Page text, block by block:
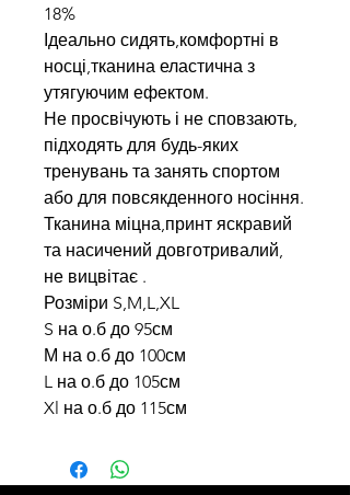
18%
Ідеально сидять,комфортні в
носці,тканина еластична з
утягуючим ефектом.
Не просвічують і не сповзають,
підходять для будь-яких
тренувань та занять спортом
або для повсякденного носіння.
Тканина міцна,принт яскравий
та насичений довготривалий,
не вицвітає .
Розміри S,M,L,XL
S на о.б до 95см
М на о.б до 100см
L на о.б до 105см
Xl на о.б до 115см